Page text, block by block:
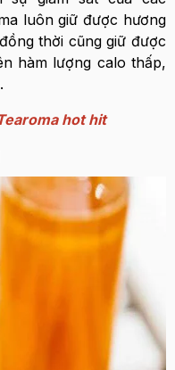
luôn giữ được hương
thời cũng giữ được
hàm lượng calo thấp,
hot hit